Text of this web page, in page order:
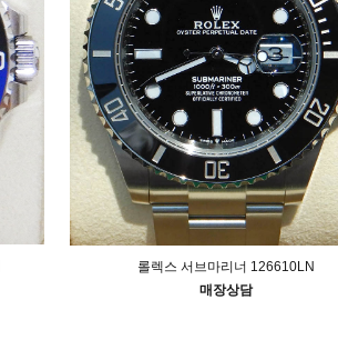
롤렉스 서브마리너 126610LN
매장상담